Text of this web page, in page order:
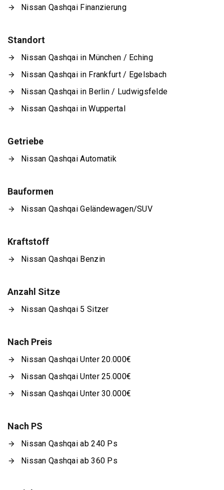
Nissan Qashqai Finanzierung
Standort
Nissan Qashqai in München / Eching
Nissan Qashqai in Frankfurt / Egelsbach
Nissan Qashqai in Berlin / Ludwigsfelde
Nissan Qashqai in Wuppertal
Getriebe
Nissan Qashqai Automatik
Bauformen
Nissan Qashqai Geländewagen/SUV
Kraftstoff
Nissan Qashqai Benzin
Anzahl Sitze
Nissan Qashqai 5 Sitzer
Nach Preis
Nissan Qashqai Unter 20.000€
Nissan Qashqai Unter 25.000€
Nissan Qashqai Unter 30.000€
Nach PS
Nissan Qashqai ab 240 Ps
Nissan Qashqai ab 360 Ps